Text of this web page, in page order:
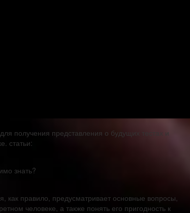
получения представления о будущих тестах и
статьи:
знать?
как правило, предусматривает основные вопросы,
человеке, а также понять его пригодность к